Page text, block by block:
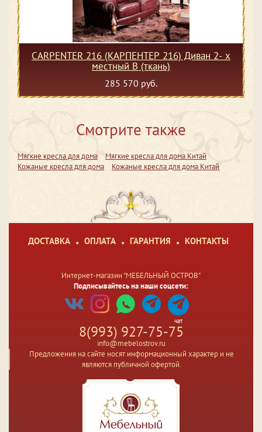
CARPENTER 216 (КАРПЕНТЕР 216) Диван 2- х
местный В (ткань)
285 570 руб.
Смотрите также
Мягкие кресла для дома
Мягкие кресла для дома Китай
Кожаные кресла для дома
Кожаные кресла для дома Китай
ДОСТАВКА ОПЛАТА ГАРАНТИЯ КОНТАКТЫ
Интернет-магазин "МЕБЕЛЬНЫЙ ОСТРОВ"
Подписывайтесь на наши соцсети:
чат
8(993) 927-75-75
info@mebelostrov.ru
Предложения на сайте носят информационный характер и не
являются публичной офертой.